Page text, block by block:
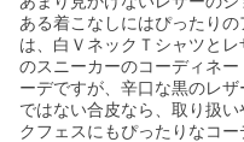
ある着こなしにはぴったり
は、白ＶネックＴシャツと
のスニーカーのコーディネ
ーデですが、辛口な黒のレ
ではない合皮なら、取り扱
クフェスにもぴったりなコ